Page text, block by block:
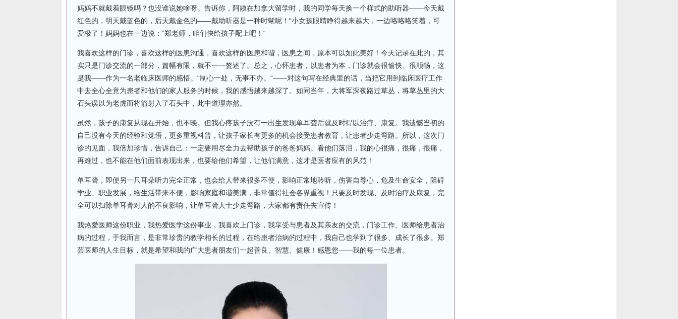
妈妈不就戴着眼镜吗？也没谁说她啥呀。告诉你，阿姨在加拿大留学时，我的同学每天换一个样式的助听器——今天戴
红色的，明天戴蓝色的，后天戴金色的——戴助听器是一种时髦呢！“小女孩眼睛睁得越来越大，一边咯咯咯笑着，可
爱极了！妈妈也在一边说：”郑老师，咱们快给孩子配上吧！“
我喜欢这样的门诊，喜欢这样的医患沟通，喜欢这样的医患和谐，医患之间，原本可以如此美好！今天记录在此的，其
实只是门诊交流的一部分，篇幅有限，就不一一赘述了。总之，心怀患者，以患者为本，门诊就会很愉快、很顺畅，这
是我——作为一名老临床医师的感悟。“制心一处，无事不办。“——对这句写在经典里的话，当把它用到临床医疗工作
中去全心全意为患者和他们的家人服务的时候，我的感悟越来越深了。如同当年，大将军深夜路过草丛，将草丛里的大
石头误以为老虎而将箭射入了石头中，此中道理亦然。
虽然，孩子的康复从现在开始，也不晚。但我心疼孩子没有一出生发现单耳聋后就及时得以治疗、康复。我遗憾当初的
自己没有今天的经验和觉悟，更多重视科普，让孩子家长有更多的机会接受患者教育，让患者少走弯路。所以，这次门
诊的见面，我倍加珍惜，告诉自己：一定要用尽全力去帮助孩子的爸爸妈妈。看他们落泪，我的心很痛，很痛，很痛，
再难过，也不能在他们面前表现出来，也要给他们希望，让他们满意，这才是医者应有的风范！
单耳聋，即便另一只耳朵听力完全正常，也会给人带来很多不便，影响正常地聆听，伤害自尊心，危及生命安全，阻碍
学业、职业发展，给生活带来不便，影响家庭和谐美满，非常值得社会各界重视！只要及时发现、及时治疗及康复，完
全可以扫除单耳聋对人的不良影响，让单耳聋人士少走弯路，大家都有责任去宣传！
我热爱医师这份职业，我热爱医学这份事业，我喜欢上门诊，我享受与患者及其亲友的交流，门诊工作、医师给患者治
病的过程，于我而言，是非常珍贵的教学相长的过程，在给患者治病的过程中，我自己也学到了很多、成长了很多。郑
芸医师的人生目标，就是希望和我的广大患者朋友们一起善良、智慧、健康！感恩您——我的每一位患者。